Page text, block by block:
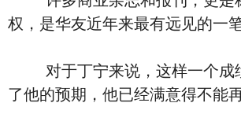
权，是华友近年来最有远见的一笔
对于丁宁来说，这样一个成
了他的预期，他已经满意得不能再